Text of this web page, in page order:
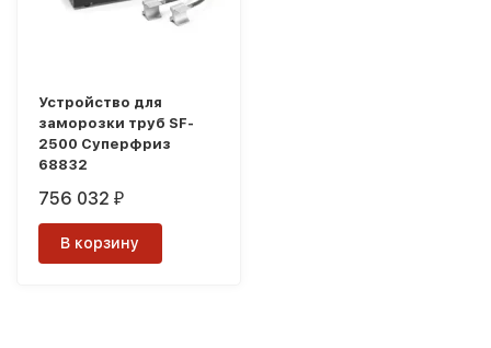
Устройство для
заморозки труб SF-
2500 Суперфриз
68832
756 032₽
В корзину